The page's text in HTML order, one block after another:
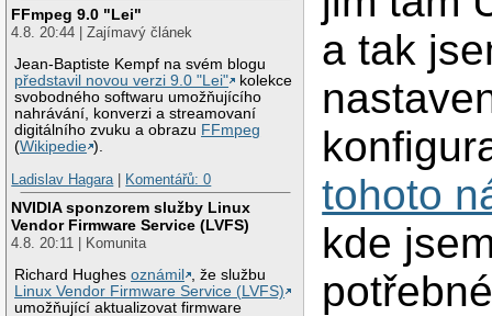
FFmpeg 9.0 "Lei"
4.8. 20:44 | Zajímavý článek
Jean-Baptiste Kempf na svém blogu
představil novou verzi 9.0 "Lei"
kolekce
svobodného softwaru umožňujícího
nahrávání, konverzi a streamovaní
digitálního zvuku a obrazu FFmpeg
(Wikipedie ).
Ladislav Hagara
Komentářů: 0
NVIDIA sponzorem služby Linux
Vendor Firmware Service (LVFS)
4.8. 20:11 | Komunita
Richard Hughesoznámil
, že službu
Linux Vendor Firmware Service (LVFS)
umožňující aktualizovat firmware
a tak
tohoto
kde